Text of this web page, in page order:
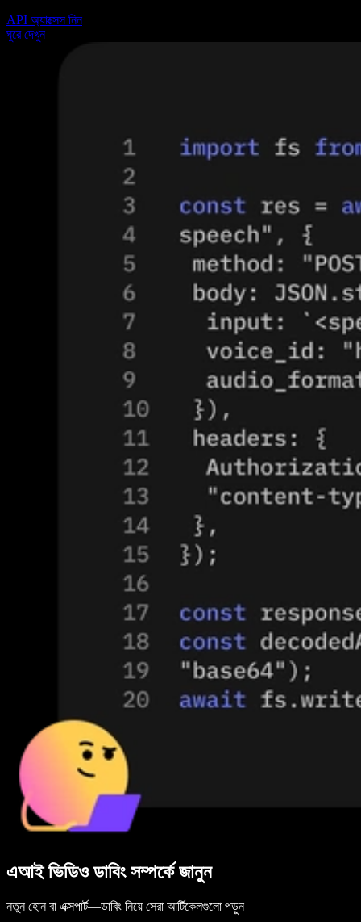
API অ্যাক্সেস নিন
ঘুরে দেখুন
এআই ভিডিও ডাবিং সম্পর্কে জানুন
নতুন হোন বা এক্সপার্ট—ডাবিং নিয়ে সেরা আর্টিকেলগুলো পড়ুন